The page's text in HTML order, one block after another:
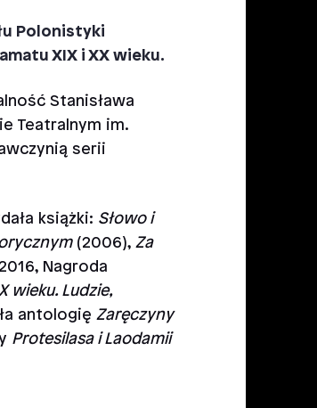
Polonistyki
XIX i XX wieku.
Stanisława
Teatralnym im.
serii
książki: Słowo i
(2006), Za
Nagroda
wieku. Ludzie,
antologię Zaręczyny
Protesilasa i Laodamii